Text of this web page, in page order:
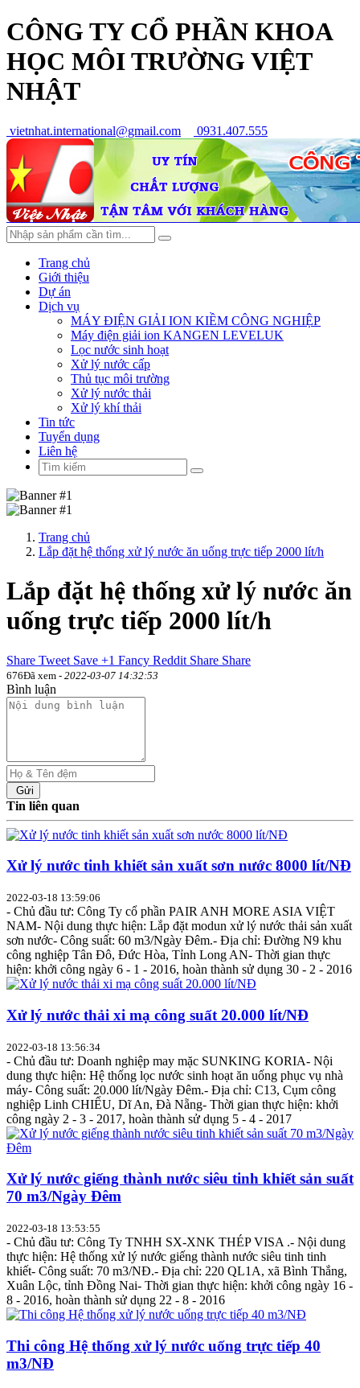
CÔNG TY CỔ PHẦN KHOA
HỌC MÔI TRƯỜNG VIỆT
NHẬT
vietnhat.international@gmail.com 0931.407.555
Trang chủ
Giới thiệu
Dự án
Dịch vụ
MÁY ĐIỆN GIẢI ION KIỀM CÔNG NGHIỆP
Máy điện giải ion KANGEN LEVELUK
Lọc nước sinh hoạt
Xử lý nước cấp
Thủ tục môi trường
Xử lý nước thải
Xử lý khí thải
Tin tức
Tuyển dụng
Liên hệ
Trang chủ
Lắp đặt hệ thống xử lý nước ăn uống trực tiếp 2000 lít/h
Lắp đặt hệ thống xử lý nước ăn
uống trực tiếp 2000 lít/h
Share Tweet Save +1 Fancy Reddit Share Share
676Đã xem - 2022-03-07 14:32:53
Bình luận
Gửi
Tin liên quan
Xử lý nước tinh khiết sản xuất sơn nước 8000 lít/NĐ
2022-03-18 13:59:06
- Chủ đầu tư: Công Ty cổ phần PAIR ANH MORE ASIA VIỆT
NAM- Nội dung thực hiện: Lắp đặt modun xử lý nước thải sản xuất
sơn nước- Công suất: 60 m3/Ngày Đêm.- Địa chỉ: Đường N9 khu
công nghiệp Tân Đô, Đức Hòa, Tỉnh Long AN- Thời gian thực
hiện: khởi công ngày 6 - 1 - 2016, hoàn thành sử dụng 30 - 2 - 2016
Xử lý nước thải xi mạ công suất 20.000 lít/NĐ
2022-03-18 13:56:34
- Chủ đầu tư: Doanh nghiệp may mặc SUNKING KORIA- Nội
dung thực hiện: Hệ thống lọc nước sinh hoạt ăn uống phục vụ nhà
máy- Công suất: 20.000 lít/Ngày Đêm.- Địa chỉ: C13, Cụm công
nghiệp Linh CHIỂU, Dĩ An, Đà Nẵng- Thời gian thực hiện: khởi
công ngày 2 - 3 - 2017, hoàn thành sử dụng 5 - 4 - 2017
Xử lý nước giếng thành nước siêu tinh khiết sản suất
70 m3/Ngày Đêm
2022-03-18 13:53:55
- Chủ đầu tư: Công Ty TNHH SX-XNK THÉP VISA .- Nội dung
thực hiện: Hệ thống xử lý nước giếng thành nước siêu tinh tinh
khiết- Công suất: 70 m3/NĐ.- Địa chỉ: 220 QL1A, xã Bình Thắng,
Xuân Lộc, tỉnh Đồng Nai- Thời gian thực hiện: khởi công ngày 16 -
8 - 2016, hoàn thành sử dụng 22 - 8 - 2016
Thi công Hệ thống xử lý nước uống trực tiếp 40
m3/NĐ